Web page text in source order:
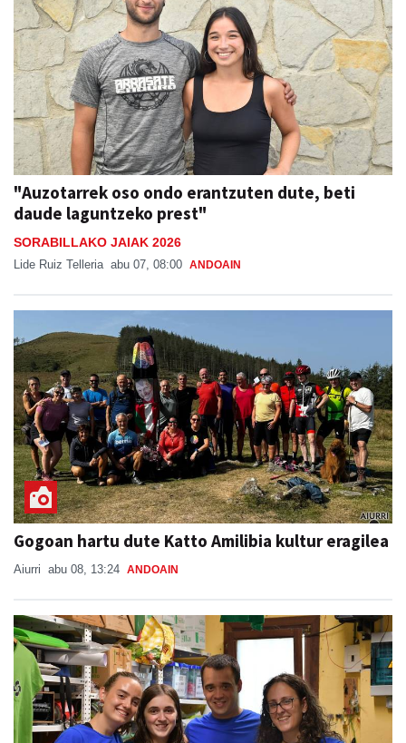
"Auzotarrek oso ondo erantzuten dute, beti
daude laguntzeko prest"
SORABILLAKO JAIAK 2026
Lide Ruiz Telleria abu 07, 08:00 ANDOAIN
Gogoan hartu dute Katto Amilibia kultur eragilea
Aiurri abu 08, 13:24 ANDOAIN